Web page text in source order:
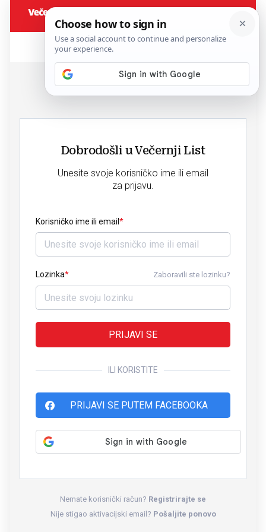
Dobrodošli u Večernji List
Unesite svoje korisničko ime ili email
za prijavu.
Korisničko ime ili email
Lozinka Zaboravili ste lozinku?
PRIJAVI SE
ILI KORISTITE
PRIJAVI SE PUTEM FACEBOOKA
Nemate korisnički račun? Registrirajte se
Nije stigao aktivacijski email? Pošaljite ponovo